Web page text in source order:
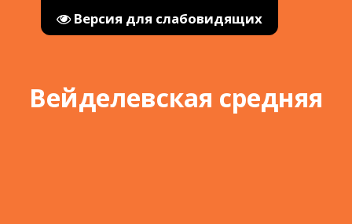
Версия для слабовидящих
Вейделевская средняя